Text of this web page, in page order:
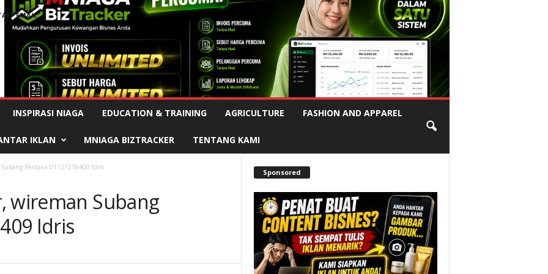
EMAIL
Advertisement
INSPIRASI NIAGA EDUCATION & TRAINING AGRICULTURE FASHION AND APPAREL
IKLAN MNIAGA BIZTRACKER TENTANG KAMI
Perdana 01127218409 Idris
wireman Subang
Idris
Sponsored